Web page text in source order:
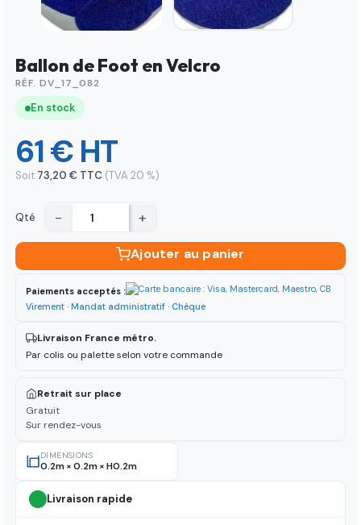
Ballon de Foot en Velcro
RÉF. DV_17_082
En stock
61 € HT
Soit 73,20 € TTC (TVA 20 %)
Qté − +
Ajouter au panier
Paiements acceptés :
Virement · Mandat administratif · Chèque
Livraison France métro.
Par colis ou palette selon votre commande
Retrait sur place
Gratuit
Sur rendez-vous
DIMENSIONS
0.2m × 0.2m × H0.2m
Livraison rapide